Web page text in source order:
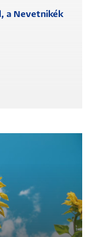
a Nevetnikék